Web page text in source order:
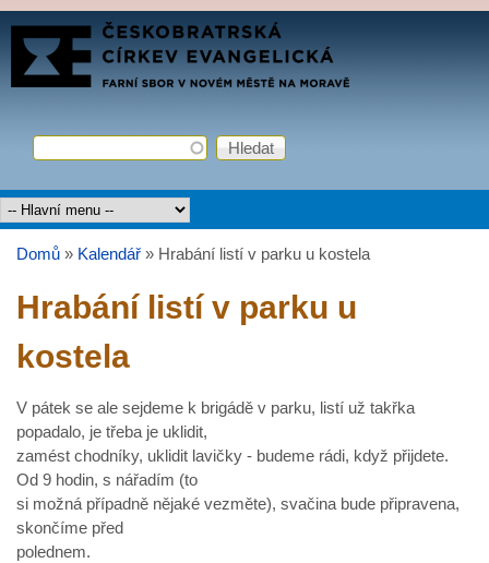
Přejít k hlavnímu obsahu
FARNÍ
SBOR
Vyhledávání
Hledat
Hlavní menu
Domů » Kalendář » Hrabání listí v parku u kostela
Hrabání listí v parku u
kostela
V pátek se ale sejdeme k brigádě v parku, listí už takřka
popadalo, je třeba je uklidit,
zamést chodníky, uklidit lavičky - budeme rádi, když přijdete.
Od 9 hodin, s nářadím (to
si možná případně nějaké vezměte), svačina bude připravena,
skončíme před
polednem.